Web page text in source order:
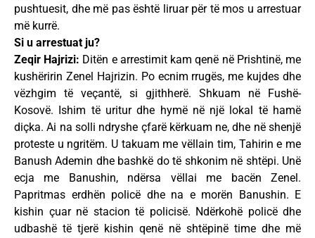
pushtuesit, dhe më pas është liruar për të mos u arrestuar
më kurrë.
Si u arrestuat ju?
Zeqir Hajrizi: Ditën e arrestimit kam qenë në Prishtinë, me
kushëririn Zenel Hajrizin. Po ecnim rrugës, me kujdes dhe
vëzhgim të veçantë, si gjithherë. Shkuam në Fushë-
Kosovë. Ishim të uritur dhe hymë në një lokal të hamë
diçka. Ai na solli ndryshe çfarë kërkuam ne, dhe në shenjë
proteste u ngritëm. U takuam me vëllain tim, Tahirin e me
Banush Ademin dhe bashkë do të shkonim në shtëpi. Unë
ecja me Banushin, ndërsa vëllai me bacën Zenel.
Papritmas erdhën policë dhe na e morën Banushin. E
kishin çuar në stacion të policisë. Ndërkohë policë dhe
udbashë të tjerë kishin qenë në shtëpinë time dhe më